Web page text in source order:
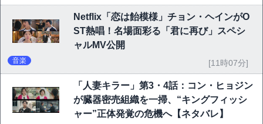
Netflix「恋は飴模様」チョン・ヘインがO
ST熱唱！名場面彩る「君に再び」スペシ
ャルMV公開
音楽 [11時07分]
「人妻キラー」第3・4話：コン・ヒョジン
が臓器密売組織を一掃、“キングフィッシ
ャー”正体発覚の危機へ【ネタバレ】